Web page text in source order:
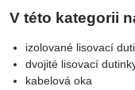
V této kategorii
izolované lisovací
dvojité lisovací
kabelová oka